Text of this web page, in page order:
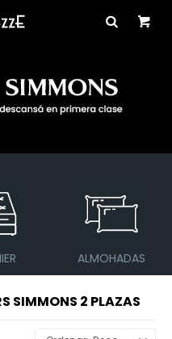
ALMOHADAS
SIMMONS 2 PLAZAS